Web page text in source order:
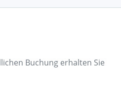
Buchung erhalten Sie